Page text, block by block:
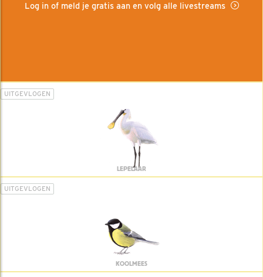
Log in of meld je gratis aan en volg alle livestreams
UITGEVLOGEN
LEPELAAR
UITGEVLOGEN
KOOLMEES